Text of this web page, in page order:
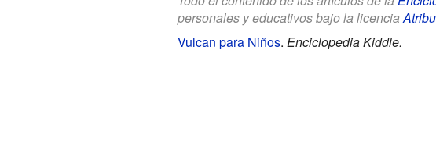
personales y educativos bajo la licencia
Vulcan para Niños. Enciclopedia Kiddle.